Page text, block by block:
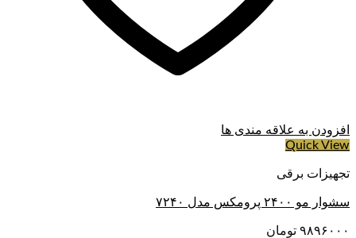
افزودن به علاقه مندی ها
Quick View
تجهیزات برقی
سشوار مو ۲۴۰۰ پرومکس مدل ۷۲۴۰
۹۸۹۶۰۰۰ تومان